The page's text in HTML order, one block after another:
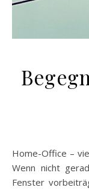
Home-Office – vierter Monat! Nein, ich bin hier nicht allein.
Wenn nicht
Fenster